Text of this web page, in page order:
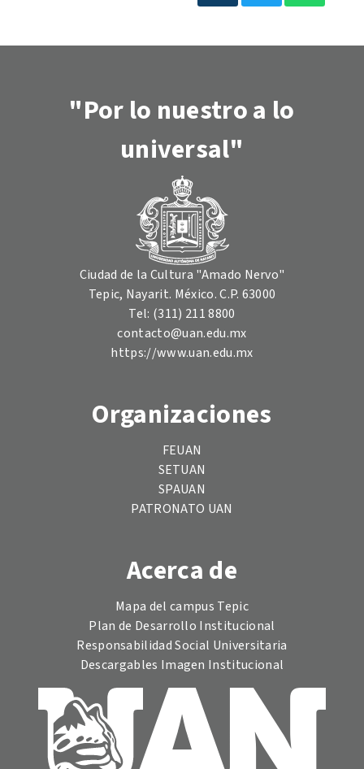
"Por lo nuestro a lo
universal"
Ciudad de la Cultura "Amado Nervo"
Tepic, Nayarit. México. C.P. 63000
Tel: (311) 211 8800
contacto@uan.edu.mx
https://www.uan.edu.mx
Organizaciones
FEUAN
SETUAN
SPAUAN
PATRONATO UAN
Acerca de
Mapa del campus Tepic
Plan de Desarrollo Institucional
Responsabilidad Social Universitaria
Descargables Imagen Institucional